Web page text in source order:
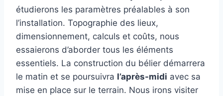
étudierons les paramètres préalables à son
l’installation. Topographie des lieux,
dimensionnement, calculs et coûts, nous
essaierons d’aborder tous les éléments
essentiels. La construction du bélier démarrera
le matin et se poursuivra l’après-midi avec sa
mise en place sur le terrain. Nous irons visiter